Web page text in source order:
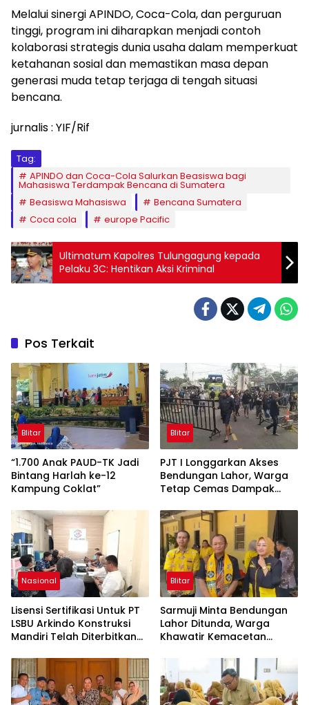
Melalui sinergi APINDO, Coca-Cola, dan perguruan
tinggi, program ini diharapkan menjadi contoh
kolaborasi strategis dunia usaha dalam memperkuat
ketahanan sosial dan memastikan masa depan
generasi muda tetap terjaga di tengah situasi
bencana.
jurnalis : YIF/Rif
Tag:
APINDO dan Coca-Cola Salurkan Beasiswa bagi
Mahasiswa Terdampak Bencana di Sumatera
Beasiswa Mahasiswa
Bencana Sumatera
Coca cola
europe Pacific
Ultimatum Kapolres Tulungagung kepada
Pelaku 3C: Hentikan Aksi Kriminal
Pos Terkait
Blitar
“1.700 Anak PAUD-TK Jadi
Bintang Harlah ke-12
Kampung Coklat”
Blitar
PJT I Longgarkan Akses
Bendungan Lahor, Warga
Tetap Cemas Dampak
Penutupan Total
Nasional
Lisensi Sertifikasi Untuk PT
LSBU Arkindo Konstruksi
Mandiri Telah Diterbitkan
Blitar
Sarmuji Minta Bendungan
Lahor Ditunda, Warga
Khawatir Kemacetan